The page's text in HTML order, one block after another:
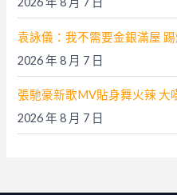
袁詠儀：我不需要金銀滿屋
2026 年 8 月 7 日
張馳豪新歌MV貼身舞火辣 大
2026 年 8 月 7 日